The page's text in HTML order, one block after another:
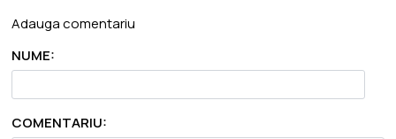
Adauga comentariu
NUME:
COMENTARIU: